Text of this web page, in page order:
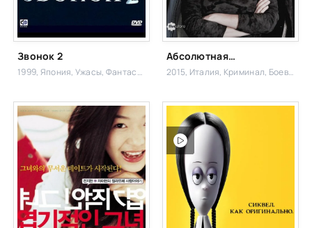
Звонок 2
1999, Япония, Ужасы, Фантастика,
Абсолютная гласность / Только ради любви
2015, Италия, Криминал, Боевик,